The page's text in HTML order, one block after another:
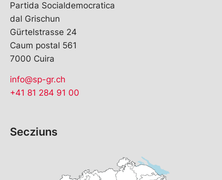
Partida Socialdemocratica
dal Grischun
Gürtelstrasse 24
Caum postal 561
7000 Cuira
info@sp-gr.ch
+41 81 284 91 00
Secziuns